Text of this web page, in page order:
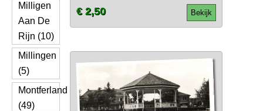
Milligen
Aan De
Rijn (10)
Millingen
(5)
Montferland
(49)
Bekijk
€ 2,50